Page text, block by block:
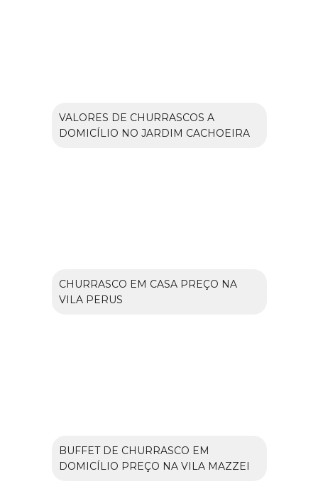
VALORES DE CHURRASCOS A
DOMICÍLIO NO JARDIM CACHOEIRA
CHURRASCO EM CASA PREÇO NA
VILA PERUS
BUFFET DE CHURRASCO EM
DOMICÍLIO PREÇO NA VILA MAZZEI